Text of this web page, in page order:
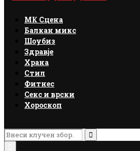
МК Сцена
Балкан микс
Шоубиз
Здравје
Храна
Стил
Фитнес
Секс и врски
Хороскоп
Search
for:
Search